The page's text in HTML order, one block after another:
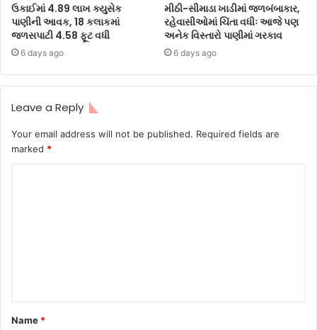
ઉકાઈમાં 4.89 લાખ ક્યુસેક
પાણીની આવક, 18 કલાકમાં
જળસપાટી 4.58 ફૂટ વધી
6 days ago
મીઠી-સીમાડા ખાડીમાં જળબંબાકાર,
રહેવાસીઓમાં ચિંતા વધીઃ આજે પણ
અનેક વિસ્તારો પાણીમાં ગરકાવ
6 days ago
Leave a Reply
Your email address will not be published. Required fields are
marked *
Name *